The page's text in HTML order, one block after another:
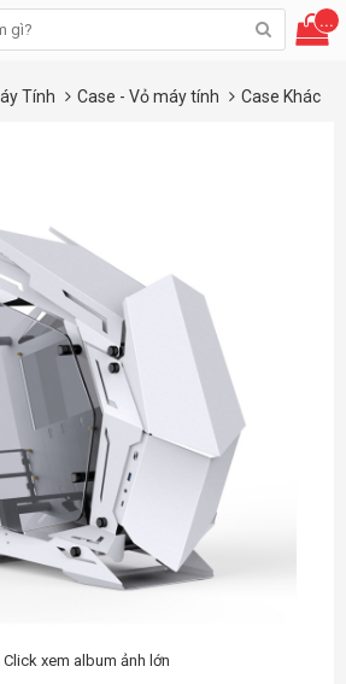
...
Tính Case - Vỏ máy tính Case Khác
Click xem album ảnh lớn